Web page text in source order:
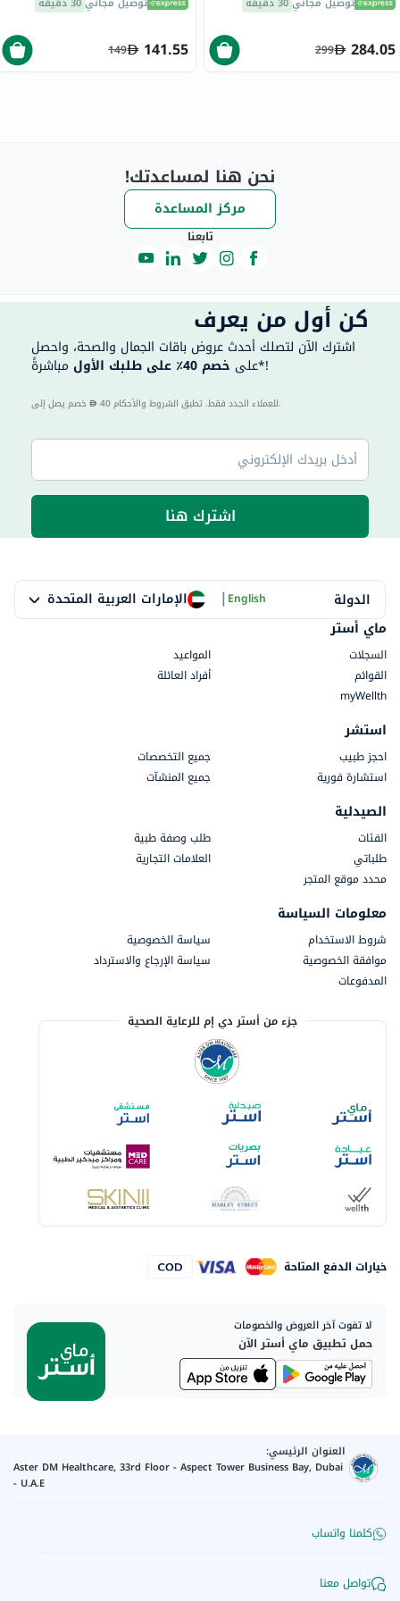
HX6800
284.05
299
141.55
149
نحن هنا لمساعدتك!
مركز المساعدة
تابعنا
كن أول من يعرف
اشترك الآن لتصلك أحدث عروض باقات الجمال والصحة، واحصل
على خصم 40٪ على طلبك الأول مباشرةً*!
40 للعملاء الجدد فقط. تطبق الشروط والأحكام.
اشترك هنا
الدولة الإمارات العربية المتحدة |English
ماي أستر
السجلات
المواعيد
القوائم
أفراد العائلة
myWellth
استشر
احجز طبيب
جميع التخصصات
استشارة فورية
جميع المنشآت
الصيدلية
الفئات
طلب وصفة طبية
طلباتي
العلامات التجارية
محدد موقع المتجر
معلومات السياسة
شروط الاستخدام
سياسة الخصوصية
موافقة الخصوصية
سياسة الإرجاع والاسترداد
المدفوعات
جزء من أستر دي إم للرعاية الصحية
خيارات الدفع المتاحة
لا تفوت آخر العروض والخصومات
حمل تطبيق ماي أستر الآن
العنوان الرئيسي:
Aster DM Healthcare, 33rd Floor - Aspect Tower Business Bay, Dubai
- U.A.E
كلمنا واتساب
تواصل معنا